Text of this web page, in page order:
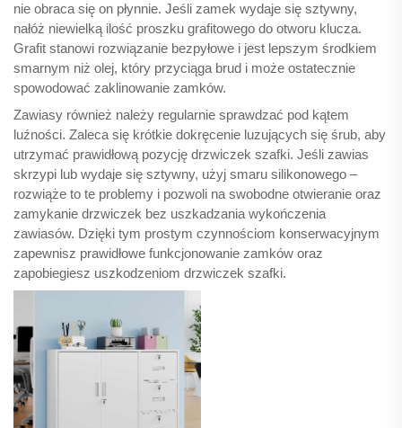
nie obraca się on płynnie. Jeśli zamek wydaje się sztywny,
nałóż niewielką ilość proszku grafitowego do otworu klucza.
Grafit stanowi rozwiązanie bezpyłowe i jest lepszym środkiem
smarnym niż olej, który przyciąga brud i może ostatecznie
spowodować zaklinowanie zamków.
Zawiasy również należy regularnie sprawdzać pod kątem
luźności. Zaleca się krótkie dokręcenie luzujących się śrub, aby
utrzymać prawidłową pozycję drzwiczek szafki. Jeśli zawias
skrzypi lub wydaje się sztywny, użyj smaru silikonowego –
rozwiąże to te problemy i pozwoli na swobodne otwieranie oraz
zamykanie drzwiczek bez uszkadzania wykończenia
zawiasów. Dzięki tym prostym czynnościom konserwacyjnym
zapewnisz prawidłowe funkcjonowanie zamków oraz
zapobiegiesz uszkodzeniom drzwiczek szafki.